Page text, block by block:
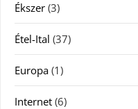
Ékszer (3)
Étel-Ital (37)
Europa (1)
Internet (6)